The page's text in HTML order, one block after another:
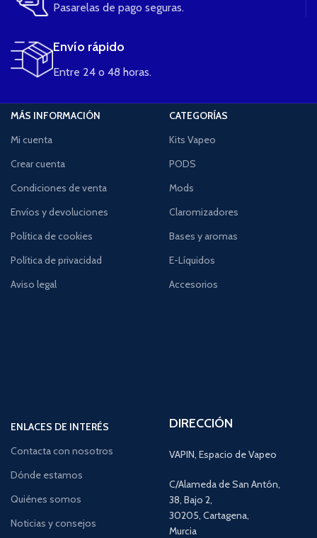
Pasarelas de pago seguras.
Envío rápido
Entre 24 o 48 horas.
MÁS INFORMACIÓN
Mi cuenta
Crear cuenta
Condiciones de venta
Envíos y devoluciones
Política de cookies
Política de privacidad
Aviso legal
CATEGORÍAS
Kits Vapeo
PODS
Mods
Claromizadores
Bases y aromas
E-Líquidos
Accesorios
ENLACES DE INTERÉS
Contacta con nosotros
Dónde estamos
Quiénes somos
Noticias y consejos
DIRECCIÓN
VAPIN, Espacio de Vapeo
C/Alameda de San Antón,
38, Bajo 2,
30205, Cartagena,
Murcia